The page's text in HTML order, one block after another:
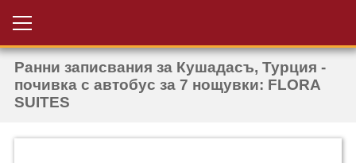
Вход за агенти
Проверка на
резервация
Ранни записвания за Кушадасъ, Турция -
почивка с автобус за 7 нощувки: FLORA
SUITES